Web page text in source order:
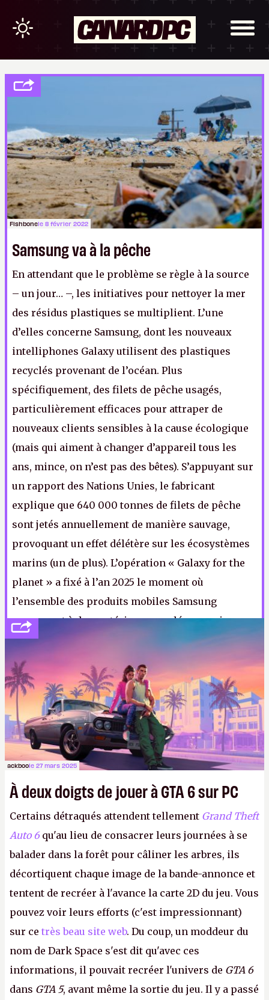
Fishbonele 8 février 2022
Samsung va à la pêche
En attendant que le problème se règle à la source
– un jour… –, les initiatives pour nettoyer la mer
des résidus plastiques se multiplient. L’une
d’elles concerne Samsung, dont les nouveaux
intelliphones Galaxy utilisent des plastiques
recyclés provenant de l’océan. Plus
spécifiquement, des filets de pêche usagés,
particulièrement efficaces pour attraper de
nouveaux clients sensibles à la cause écologique
(mais qui aiment à changer d’appareil tous les
ans, mince, on n’est pas des bêtes). S’appuyant sur
un rapport des Nations Unies, le fabricant
explique que 640 000 tonnes de filets de pêche
sont jetés annuellement de manière sauvage,
provoquant un effet délétère sur les écosystèmes
marins (un de plus). L’opération « Galaxy for the
planet » a fixé à l’an 2025 le moment où
l’ensemble des produits mobiles Samsung
recourront à des matériaux recyclés, parmi
d’autres mesures comme l’élimination du
plastique des emballages, une consommation en
veille de 0,005 watt et zéro déchet mis en
décharge. (Crédit photo : Pexels - Lucien Wanda)
ackboole 27 mars 2025
À deux doigts de jouer à GTA 6 sur PC
Certains détraqués attendent tellement Grand Theft
Auto 6 qu'au lieu de consacrer leurs journées à se
balader dans la forêt pour câliner les arbres, ils
décortiquent chaque image de la bande-annonce et
tentent de recréer à l'avance la carte 2D du jeu. Vous
pouvez voir leurs efforts (c'est impressionnant)
sur ce très beau site web. Du coup, un moddeur du
nom de Dark Space s'est dit qu'avec ces
informations, il pouvait recréer l'univers de GTA 6
dans GTA 5, avant même la sortie du jeu. Il y a passé